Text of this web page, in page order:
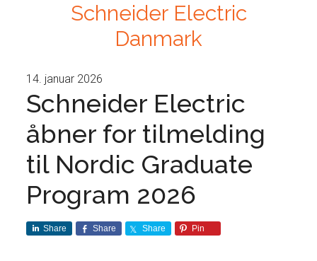
Schneider Electric
Danmark
14. januar 2026
Schneider Electric
åbner for tilmelding
til Nordic Graduate
Program 2026
Share Share Share Pin